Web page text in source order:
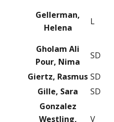
Gellerman,
Helena
L
Gholam Ali
Pour, Nima
SD
Giertz, Rasmus SD
Gille, Sara
SD
Gonzalez
Westling,
V